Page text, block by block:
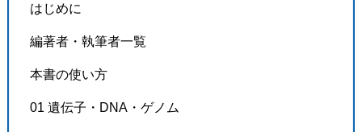
はじめに
編著者・執筆者一覧
本書の使い方
01 遺伝子・DNA・ゲノム